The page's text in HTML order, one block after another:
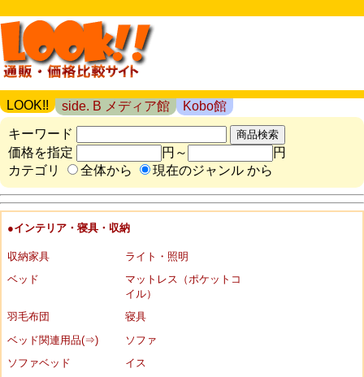
LOOK!! side. B メディア館
Kobo館
キーワード
価格を指定
円～
円
カテゴリ
全体から 現在のジャンル から
●インテリア・寝具・収納
収納家具
ライト・照明
ベッド
マットレス（ポケットコ
イル）
羽毛布団
寝具
ベッド関連用品(⇒)
ソファ
ソファベッド
イス